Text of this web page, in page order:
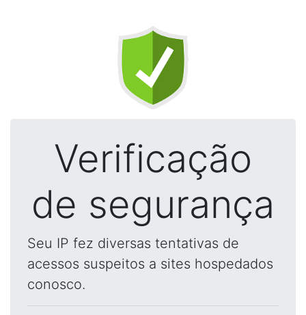
Verificação
de segurança
Seu IP fez diversas tentativas de
acessos suspeitos a sites hospedados
conosco.